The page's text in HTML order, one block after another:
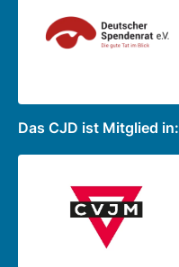
Das CJD ist Mitglied in: